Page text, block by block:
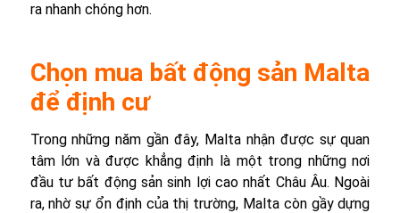
ra nhanh chóng hơn.
Chọn mua bất động sản Malta
để định cư
Trong những năm gần đây, Malta nhận được sự quan
tâm lớn và được khẳng định là một trong những nơi
đầu tư bất động sản sinh lợi cao nhất Châu Âu. Ngoài
ra, nhờ sự ổn định của thị trường, Malta còn gầy dựng